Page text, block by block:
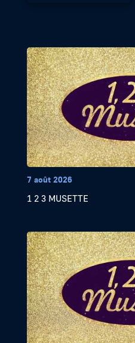
7 août 2026
1 2 3 MUSETTE